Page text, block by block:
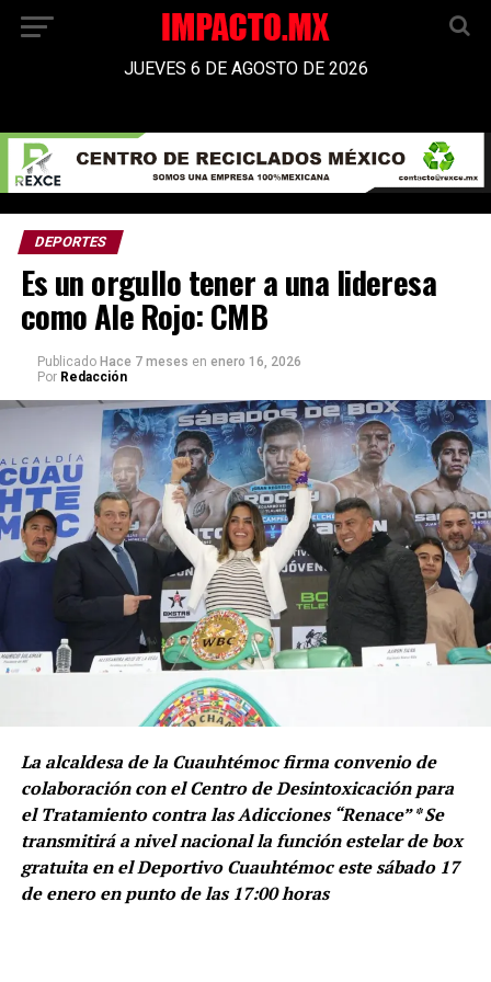
JUEVES 6 DE AGOSTO DE 2026
DEPORTES
Es un orgullo tener a una lideresa
como Ale Rojo: CMB
Publicado Hace 7 meses en enero 16, 2026
Por Redacción
La alcaldesa de la Cuauhtémoc firma convenio de
colaboración con el Centro de Desintoxicación para
el Tratamiento contra las Adicciones “Renace” * Se
transmitirá a nivel nacional la función estelar de box
gratuita en el Deportivo Cuauhtémoc este sábado 17
de enero en punto de las 17:00 horas